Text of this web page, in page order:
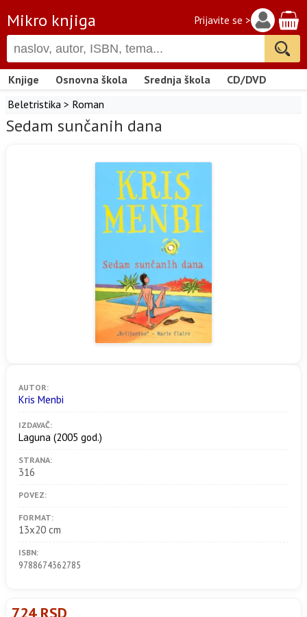
Mikro knjiga Prijavite se >
Knjige Osnovna škola Srednja škola
CD/DVD
Beletristika > Roman
Sedam sunčanih dana
AUTOR:
Kris Menbi
IZDAVAČ:
Laguna (2005 god.)
STRANA:
316
POVEZ:
FORMAT:
13x20 cm
ISBN:
9788674362785
724 RSD